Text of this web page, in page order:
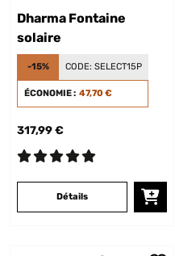
Dharma Fontaine
solaire
-15% CODE: SELECT15P
ÉCONOMIE : 47,70 €
317,99 €
Détails